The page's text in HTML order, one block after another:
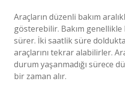
Araçların düzenli bakım
gösterebilir. Bakım
sürer. İki saatlik süre
araçlarını tekrar alabilirler.
durum yaşanmadığı sürece
bir zaman alır.